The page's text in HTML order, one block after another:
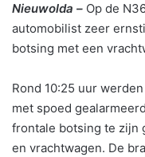
Nieuwolda – Op de
automobilist zeer
botsing met een
Rond 10:25 uur
met spoed
frontale botsing te zijn
en vrachtwagen. De